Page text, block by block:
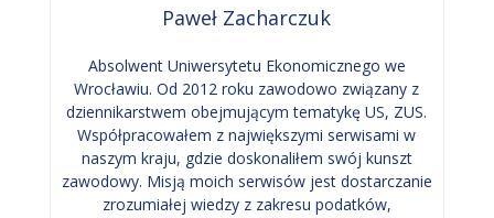
Paweł Zacharczuk
Absolwent Uniwersytetu Ekonomicznego we
Wrocławiu. Od 2012 roku zawodowo związany z
dziennikarstwem obejmującym tematykę US, ZUS.
Współpracowałem z największymi serwisami w
naszym kraju, gdzie doskonaliłem swój kunszt
zawodowy. Misją moich serwisów jest dostarczanie
zrozumiałej wiedzy z zakresu podatków,